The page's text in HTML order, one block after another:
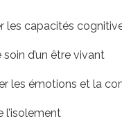
les capacités
soin d’un être vivant
les émotions et la
l’isolement